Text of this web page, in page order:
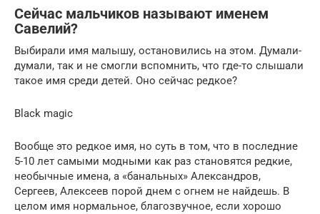
Сейчас мальчиков называют именем
Савелий?
Выбирали имя малышу, остановились на этом. Думали-
думали, так и не смогли вспомнить, что где-то слышали
такое имя среди детей. Оно сейчас редкое?
Black magic
Вообще это редкое имя, но суть в том, что в последние
5-10 лет самыми модными как раз становятся редкие,
необычные имена, а «банальных» Александров,
Сергеев, Алексеев порой днем с огнем не найдешь. В
целом имя нормальное, благозвучное, если хорошо